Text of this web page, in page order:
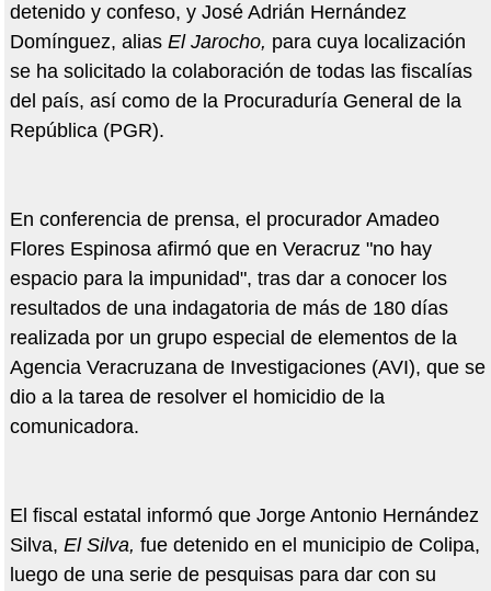
detenido y confeso, y José Adrián Hernández
Domínguez, alias El Jarocho, para cuya localización
se ha solicitado la colaboración de todas las fiscalías
del país, así como de la Procuraduría General de la
República (PGR).
En conferencia de prensa, el procurador Amadeo
Flores Espinosa afirmó que en Veracruz "no hay
espacio para la impunidad", tras dar a conocer los
resultados de una indagatoria de más de 180 días
realizada por un grupo especial de elementos de la
Agencia Veracruzana de Investigaciones (AVI), que se
dio a la tarea de resolver el homicidio de la
comunicadora.
El fiscal estatal informó que Jorge Antonio Hernández
Silva, El Silva, fue detenido en el municipio de Colipa,
luego de una serie de pesquisas para dar con su